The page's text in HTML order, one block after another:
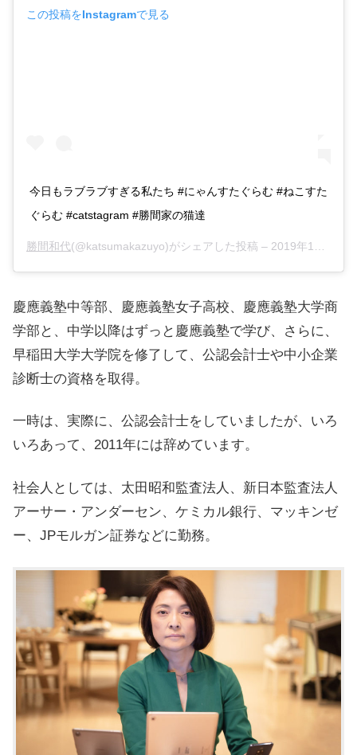
この投稿をInstagramで見る
今日もラブラブすぎる私たち #にゃんすたぐらむ #ねこすた
ぐらむ #catstagram #勝間家の猫達
勝間和代(@katsumakazuyo)がシェアした投稿 – 2019年11月月19日午後9時01分PST
慶應義塾中等部、慶應義塾女子高校、慶應義塾大学商
学部と、中学以降はずっと慶應義塾で学び、さらに、
早稲田大学大学院を修了して、公認会計士や中小企業
診断士の資格を取得。
一時は、実際に、公認会計士をしていましたが、いろ
いろあって、2011年には辞めています。
社会人としては、太田昭和監査法人、新日本監査法人
アーサー・アンダーセン、ケミカル銀行、マッキンゼ
ー、JPモルガン証券などに勤務。